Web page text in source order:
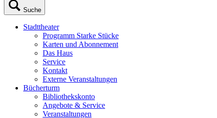
Suche
Stadttheater
Programm Starke Stücke
Karten und Abonnement
Das Haus
Service
Kontakt
Externe Veranstaltungen
Bücherturm
Bibliothekskonto
Angebote & Service
Veranstaltungen